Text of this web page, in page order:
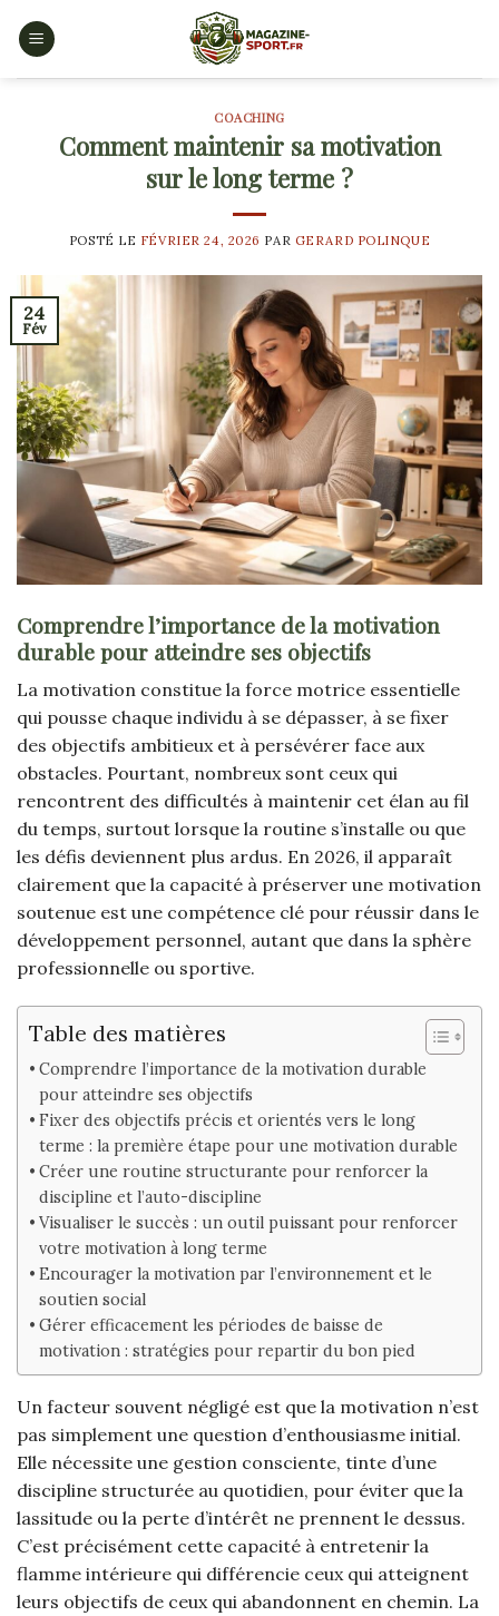
COACHING
Comment maintenir sa motivation
sur le long terme ?
POSTÉ LE FÉVRIER 24, 2026 PAR GERARD POLINQUE
24
Fév
Comprendre l’importance de la motivation
durable pour atteindre ses objectifs
La motivation constitue la force motrice essentielle
qui pousse chaque individu à se dépasser, à se fixer
des objectifs ambitieux et à persévérer face aux
obstacles. Pourtant, nombreux sont ceux qui
rencontrent des difficultés à maintenir cet élan au fil
du temps, surtout lorsque la routine s’installe ou que
les défis deviennent plus ardus. En 2026, il apparaît
clairement que la capacité à préserver une motivation
soutenue est une compétence clé pour réussir dans le
développement personnel, autant que dans la sphère
professionnelle ou sportive.
Table des matières
Comprendre l’importance de la motivation durable
pour atteindre ses objectifs
Fixer des objectifs précis et orientés vers le long
terme : la première étape pour une motivation durable
Créer une routine structurante pour renforcer la
discipline et l’auto-discipline
Visualiser le succès : un outil puissant pour renforcer
votre motivation à long terme
Encourager la motivation par l’environnement et le
soutien social
Gérer efficacement les périodes de baisse de
motivation : stratégies pour repartir du bon pied
Un facteur souvent négligé est que la motivation n’est
pas simplement une question d’enthousiasme initial.
Elle nécessite une gestion consciente, tinte d’une
discipline structurée au quotidien, pour éviter que la
lassitude ou la perte d’intérêt ne prennent le dessus.
C’est précisément cette capacité à entretenir la
flamme intérieure qui différencie ceux qui atteignent
leurs objectifs de ceux qui abandonnent en chemin. La